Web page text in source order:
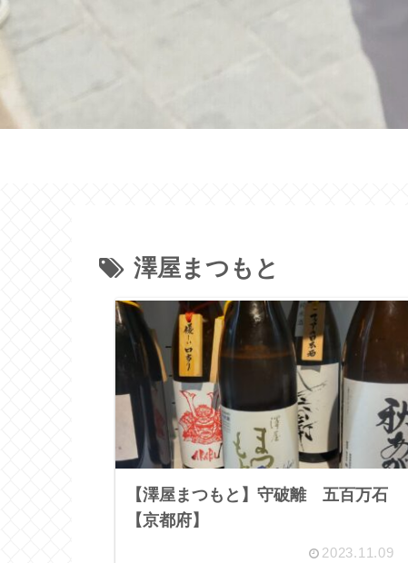
澤屋まつもと
【澤屋まつもと】守破離 五百万石
【京都府】
2023.11.09